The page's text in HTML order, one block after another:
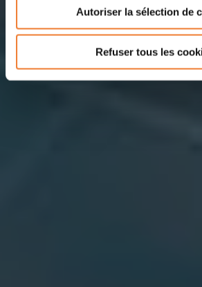
Autoriser la sélection de
Refuser tous les